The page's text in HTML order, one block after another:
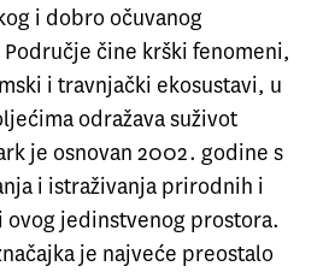
i dobro očuvanog
čine krški fenomeni,
i travnjački ekosustavi, u
odražava suživot
je osnovan 2002. godine s
i istraživanja prirodnih i
jedinstvenog prostora.
je najveće preostalo